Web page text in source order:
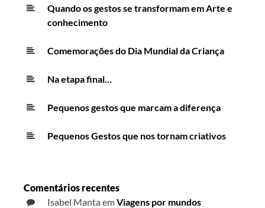
Quando os gestos se transformam em Arte e
conhecimento
Comemorações do Dia Mundial da Criança
Na etapa final…
Pequenos gestos que marcam a diferença
Pequenos Gestos que nos tornam criativos
Comentários recentes
Isabel MantaemViagens por mundos